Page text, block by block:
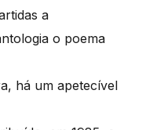
a
o poema
há um apetecível